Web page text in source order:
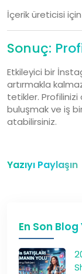
İçerik üreticisi
Sonuç:
Etkileyici bir
artırmakla
tetikler.
buluşmak ve iş
atabilirsiniz.
Yazıyı Paylaşın
En Son Blog